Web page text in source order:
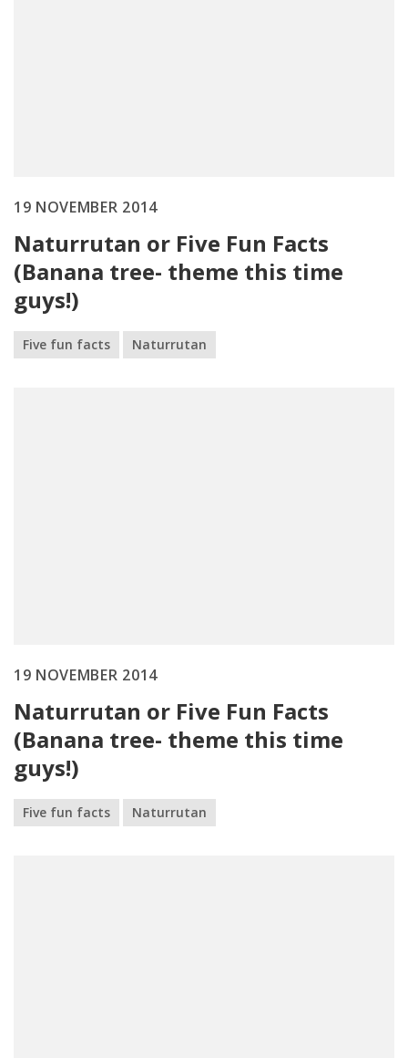
19 NOVEMBER 2014
Naturrutan or Five Fun Facts
(Banana tree- theme this time
guys!)
Five fun facts Naturrutan
19 NOVEMBER 2014
Naturrutan or Five Fun Facts
(Banana tree- theme this time
guys!)
Five fun facts Naturrutan